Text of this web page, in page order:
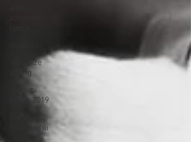
tendenze
spring
costumi
estate 2019
Primaverili